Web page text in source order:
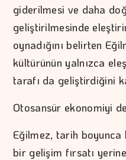
giderilmesi ve daha
geliştirilmesinde
oynadığını belirten
kültürünün yalnızca
tarafı da geliştirdiğini
Otosansür ekonomiyi
Eğilmez, tarih
bir gelişim fırsatı